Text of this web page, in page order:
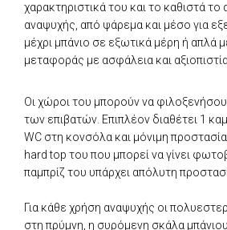
χαρακτηριστικά του και το καθιστά
αναψυχής, από ψάρεμα και μέσο για
μέχρι μπάνιο σε εξωτικά μέρη ή απλά
μεταφοράς με ασφάλεια και
Οι χώροι του μπορούν να
των επιβατών. Επιπλέον διαθέτει 1
WC στη κονσόλα και μόνιμη
hard top του που μπορεί να γίνει
παμπρίζ του υπάρχει απόλυτη
Για κάθε χρήση αναψυχής οι
στη πρύμνη, η συρόμενη σκάλα